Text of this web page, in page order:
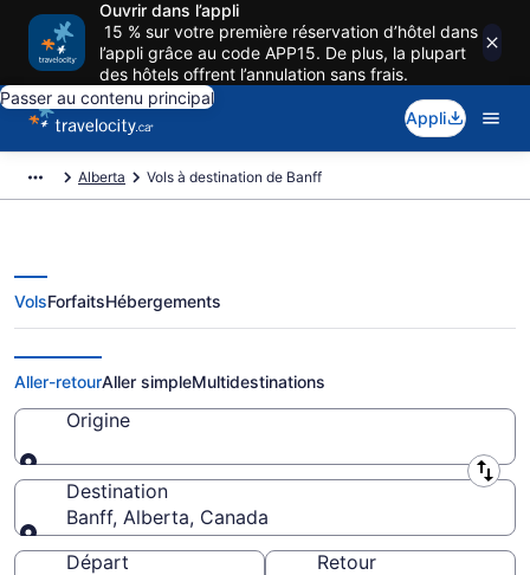
Ouvrir dans l’appli
15 % sur votre première réservation d’hôtel dans
l’appli grâce au code APP15. De plus, la plupart
des hôtels offrent l’annulation sans frais.
Passer au contenu principal
Appli
Alberta Vols à destination de Banff
Vols – Banff
VolsForfaitsHébergements
Aller-retourAller simpleMultidestinations
Origine
Origine
Destination
Banff, Alberta, Canada
Destination
Départ
Retour